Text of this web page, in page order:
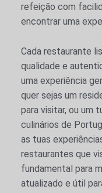
refeição com
encontrar uma
Cada restaurante
qualidade e
uma experiência
quer sejas um
para visitar, ou um
culinários de
as tuas
restaurantes que
fundamental para
atualizado e útil